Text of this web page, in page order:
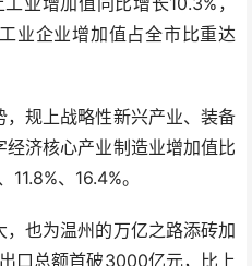
业企业增加值占全市比重达
规上战略性新兴产业、装备
济核心产业制造业增加值比
、16.4%。
也为温州的万亿之路添砖加
口总额首破3000亿元，比上